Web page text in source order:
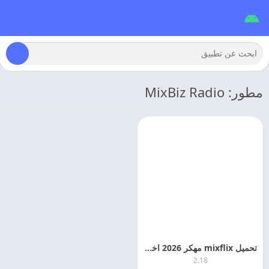
مطور: MixBiz Radio
تحميل mixflix مهكر 2026 اخر اصدار
2.18